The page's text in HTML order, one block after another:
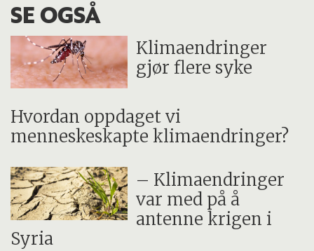
SE OGSÅ
Klimaendringer
gjør flere syke
Hvordan oppdaget vi
menneskeskapte klimaendringer?
– Klimaendringer
var med på å
antenne krigen i
Syria